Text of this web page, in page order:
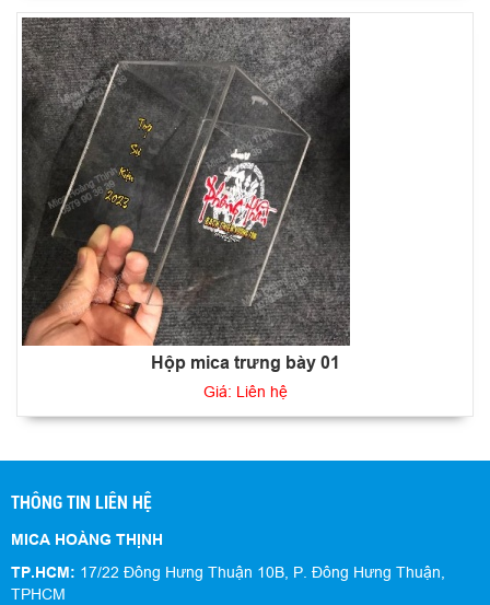
Hộp mica trưng bày 01
Giá: Liên hệ
THÔNG TIN LIÊN HỆ
MICA HOÀNG THỊNH
TP.HCM: 17/22 Đông Hưng Thuận 10B, P. Đông Hưng Thuận,
TPHCM